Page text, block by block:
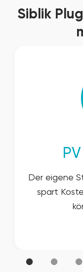
Siblik
Der eigene
spart